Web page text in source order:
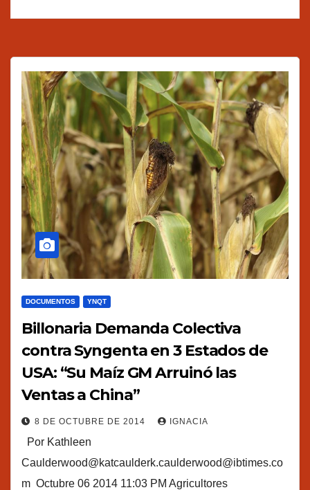
DOCUMENTOS YNQT
Billonaria Demanda Colectiva
contra Syngenta en 3 Estados de
USA: “Su Maíz GM Arruinó las
Ventas a China”
8 DE OCTUBRE DE 2014 IGNACIA
Por Kathleen
Caulderwood@katcaulderk.caulderwood@ibtimes.co
m Octubre 06 2014 11:03 PM Agricultores